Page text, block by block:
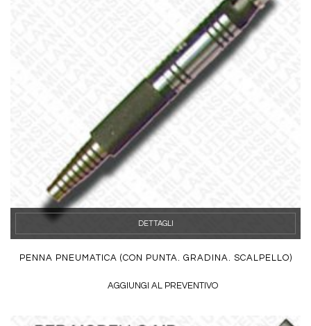
DETTAGLI
PENNA PNEUMATICA (CON PUNTA. GRADINA. SCALPELLO)
AGGIUNGI AL PREVENTIVO